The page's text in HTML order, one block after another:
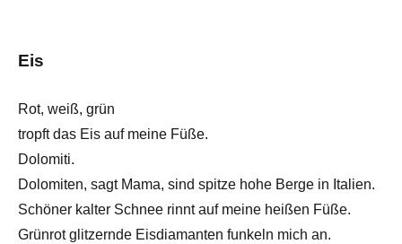
Eis
Rot, weiß, grün
tropft das Eis auf meine Füße.
Dolomiti.
Dolomiten, sagt Mama, sind spitze hohe Berge in Italien.
Schöner kalter Schnee rinnt auf meine heißen Füße.
Grünrot glitzernde Eisdiamanten funkeln mich an.